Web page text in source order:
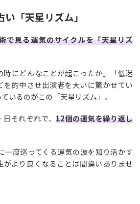
「天星リズム」
で見る運気のサイクルを「天星リズ
時にどんなことが起こったか」「低迷
を的中させ出演者を大いに驚かせてい
いるのがこの「天星リズム」。
日それぞれで、12個の運気を繰り返し
一度巡ってくる運気の波を知り活かす
がより良くなることは間違いありませ